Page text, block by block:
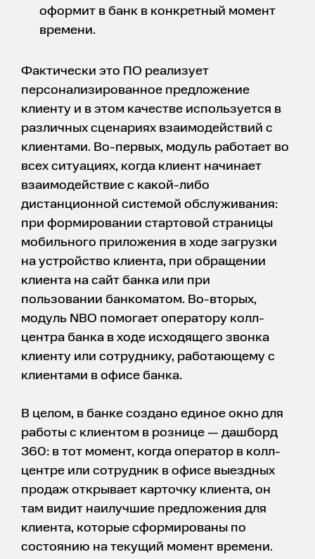
оформит в банк в конкретный момент
времени.
Фактически это ПО реализует
персонализированное предложение
клиенту и в этом качестве используется в
различных сценариях взаимодействий с
клиентами. Во-первых, модуль работает во
всех ситуациях, когда клиент начинает
взаимодействие с какой-либо
дистанционной системой обслуживания:
при формировании стартовой страницы
мобильного приложения в ходе загрузки
на устройство клиента, при обращении
клиента на сайт банка или при
пользовании банкоматом. Во-вторых,
модуль NBO помогает оператору колл-
центра банка в ходе исходящего звонка
клиенту или сотруднику, работающему с
клиентами в офисе банка.
В целом, в банке создано единое окно для
работы с клиентом в рознице — дашборд
360: в тот момент, когда оператор в колл-
центре или сотрудник в офисе выездных
продаж открывает карточку клиента, он
там видит наилучшие предложения для
клиента, которые сформированы по
состоянию на текущий момент времени.